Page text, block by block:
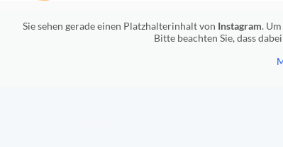
Sie sehen gerade einen Platzhalterinhalt von Instagram.
Bitte beachten Sie, dass